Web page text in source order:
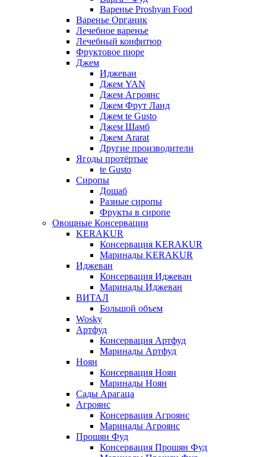
Варенье Proshyan Food
Варенье Органик
Лечебное варенье
Лечебный конфитюр
Фруктовое пюре
Джем
Иджеван
Джем YAN
Джем Агроянс
Джем Фрут Ланд
Джем te Gusto
Джем Шамб
Джем Ararat
Другие производители
Ягоды протёртые
te Gusto
Сиропы
Дошаб
Разные сиропы
Фрукты в сиропе
Овощные Консервации
KERAKUR
Консервация KERAKUR
Маринады KERAKUR
Иджеван
Консервация Иджеван
Маринады Иджеван
ВИТАЛ
Большой объем
Wosky
Артфуд
Консервация Артфуд
Маринады Артфуд
Ноян
Консервация Ноян
Маринады Ноян
Сады Арагаца
Агроянс
Консервация Агроянс
Маринады Агроянс
Прошян Фуд
Консервация Прошян Фуд